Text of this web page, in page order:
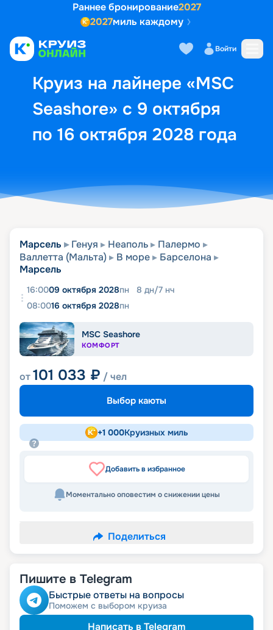
Раннее бронирование2027
2027миль каждому
Войти
Круиз на лайнере «MSC
Seashore» с 9 октября
по 16 октября 2028 года
Выбор кают Маршрут и
Марсель Генуя Неаполь
Палермо
Валлетта (Мальта)
В море
Барселона
Марсель
16:0009 октября 2028пн 8 дн/7 нч
08:0016 октября 2028пн
MSC Seashore
КОМФОРТ
от101 033 ₽ / чел
Выбор каюты
+1 000Круизных миль
Добавить в избранное
Моментально оповестим о снижении цены
Поделиться
Пишите в Telegram
Быстрые ответы на вопросы
Поможем с выбором круиза
Написать в Telegram